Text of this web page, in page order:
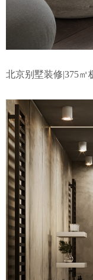
北京别墅装修|375㎡